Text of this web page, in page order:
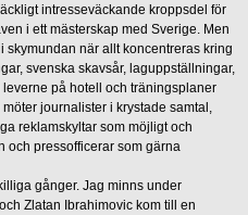
intresseväckande kroppsdel för
i ett mästerskap med Sverige. Men
skymundan när allt koncentreras kring
svenska skavsår, laguppställningar,
på hotell och träningsplaner
journalister i krystade samtal,
reklamskyltar som möjligt och
och pressofficerar som gärna
gånger. Jag minns under
Zlatan Ibrahimovic kom till en